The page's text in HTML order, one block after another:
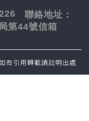
聯絡地址：
第44號信箱
有引用轉載請註明出處